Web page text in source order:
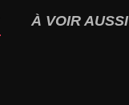
À VOIR AUSSI